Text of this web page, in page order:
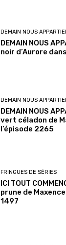
DEMAIN NOUS
DEMAIN NOUS
noir d’Aurore
DEMAIN NOUS
DEMAIN NOUS
vert céladon de
l’épisode 2265
FRINGUES DE SÉRIES
ICI TOUT
prune de
1497